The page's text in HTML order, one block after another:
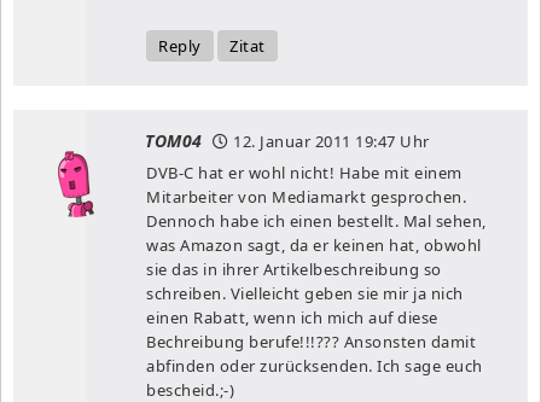
Reply Zitat
TOM04 12. Januar 2011 19:47 Uhr
DVB-C hat er wohl nicht! Habe mit einem
Mitarbeiter von Mediamarkt gesprochen.
Dennoch habe ich einen bestellt. Mal sehen,
was Amazon sagt, da er keinen hat, obwohl
sie das in ihrer Artikelbeschreibung so
schreiben. Vielleicht geben sie mir ja nich
einen Rabatt, wenn ich mich auf diese
Bechreibung berufe!!!??? Ansonsten damit
abfinden oder zurücksenden. Ich sage euch
bescheid.;-)